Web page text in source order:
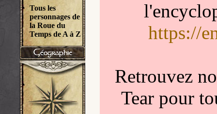
Tous les
personnages de
la Roue du
Temps de A à Z
https://
Retrouvez
Tear pour